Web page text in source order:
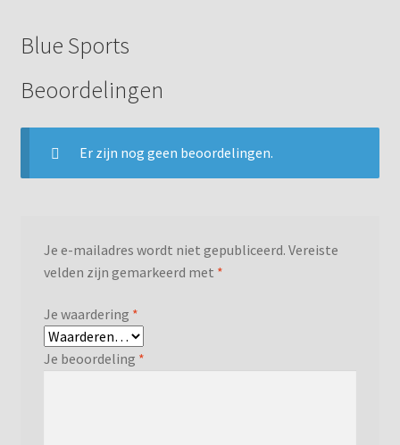
Profiel Slijpen IJshockeyschaatsen Goalie
Service
Slijpen IJshockeyschaatsen
Verlanglijst
Winkelwagen
Blue Sports
Beoordelingen
Er zijn nog geen beoordelingen.
Je e-mailadres wordt niet gepubliceerd. Vereiste
velden zijn gemarkeerd met *
Je waardering *
Je beoordeling *